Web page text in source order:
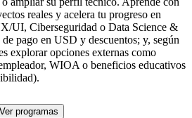
reales y acelera tu progreso en
UI, Ciberseguridad o Data Science &
pago en USD y descuentos; y, según
explorar opciones externas como
WIOA o beneficios educativos
Ver programas